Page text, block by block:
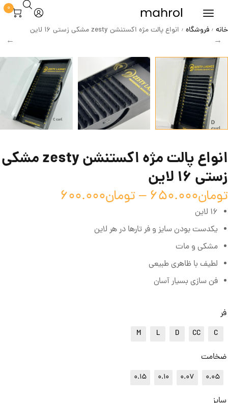
0
خانه / فروشگاه / انواع پالت مژه اکستنشن zesty مشکی زستی 16 لاین
انواع پالت مژه اکستنشن zesty مشکی
زستی 16 لاین
تومان650.000
– تومان600.000
16 لاین
یکدست بودن سایز و فر تارها در هر لاین
مشکی و مات
لطیف با ظاهری طبیعی
فن سازی بسیار آسان
فر
C
CC
D
L
M
ضخامت
0.05
0.07
0.10
0.15